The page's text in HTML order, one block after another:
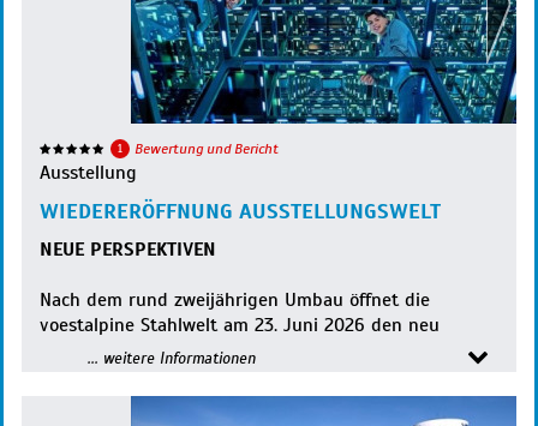
1 Bewertung und Bericht
Ausstellung
WIEDERERÖFFNUNG AUSSTELLUNGSWELT
NEUE PERSPEKTIVEN
Nach dem rund zweijährigen Umbau öffnet die
voestalpine Stahlwelt am 23. Juni 2026 den neu
gestalteten Ausstellungsbereich. Dieser wurde
modernisiert. Offene Räume, neue Sichtachsen und
... weitere Informationen